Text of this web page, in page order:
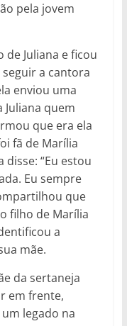
pela jovem
Juliana e ficou
a cantora
enviou uma
quem
que era ela
fã de Marília
disse: “Eu estou
Eu sempre
que
filho de Marília
a
mãe.
da sertaneja
em frente,
legado na